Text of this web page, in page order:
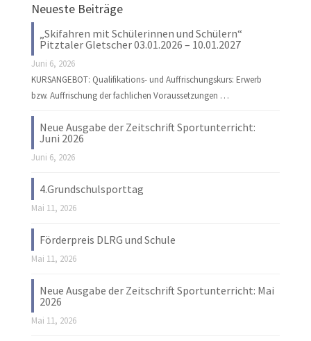
Neueste Beiträge
„Skifahren mit Schülerinnen und Schülern“
Pitztaler Gletscher 03.01.2026 – 10.01.2027
Juni 6, 2026
KURSANGEBOT: Qualifikations- und Auffrischungskurs: Erwerb
bzw. Auffrischung der fachlichen Voraussetzungen …
Neue Ausgabe der Zeitschrift Sportunterricht:
Juni 2026
Juni 6, 2026
4.Grundschulsporttag
Mai 11, 2026
Förderpreis DLRG und Schule
Mai 11, 2026
Neue Ausgabe der Zeitschrift Sportunterricht: Mai
2026
Mai 11, 2026